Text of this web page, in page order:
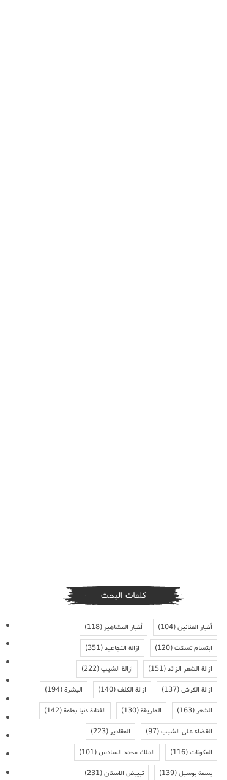
كلمات البحث
أخبار الفنانين(104) أخبار المشاهير(118)
ابتسام تسكت(120) ازالة التجاعيد(351)
ازالة الشعر الزائد(151) ازالة الشيب(222)
ازالة الكرش(137) ازالة الكلف(140) البشرة(194)
الشعر(163) الطريقة(130) الفنانة دنيا بطمة(142)
القضاء على الشيب(97) المقادير(223)
المكونات(116) الملك محمد السادس(101)
بسمة بوسيل(139) تبييض الاسنان(231)